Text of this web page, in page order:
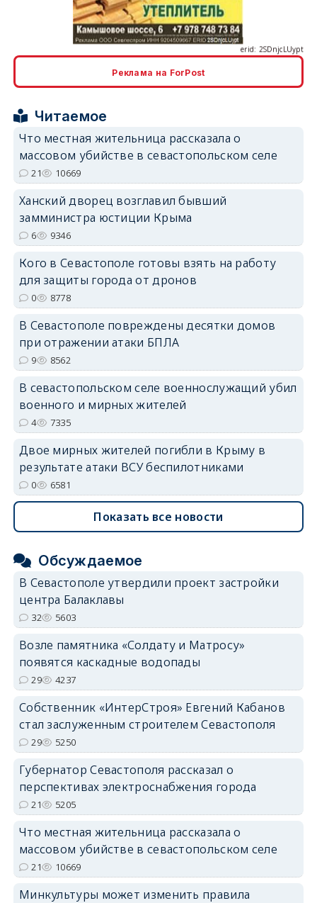
Реклама на ForPost
Читаемое
Что местная жительница рассказала о
массовом убийстве в севастопольском селе
21 10669
Ханский дворец возглавил бывший
замминистра юстиции Крыма
6 9346
Кого в Севастополе готовы взять на работу
для защиты города от дронов
0 8778
В Севастополе повреждены десятки домов
при отражении атаки БПЛА
9 8562
В севастопольском селе военнослужащий убил
военного и мирных жителей
4 7335
Двое мирных жителей погибли в Крыму в
результате атаки ВСУ беспилотниками
0 6581
Показать все новости
Обсуждаемое
В Севастополе утвердили проект застройки
центра Балаклавы
32 5603
Возле памятника «Солдату и Матросу»
появятся каскадные водопады
29 4237
Собственник «ИнтерСтроя» Евгений Кабанов
стал заслуженным строителем Севастополя
29 5250
Губернатор Севастополя рассказал о
перспективах электроснабжения города
21 5205
Что местная жительница рассказала о
массовом убийстве в севастопольском селе
21 10669
Минкультуры может изменить правила